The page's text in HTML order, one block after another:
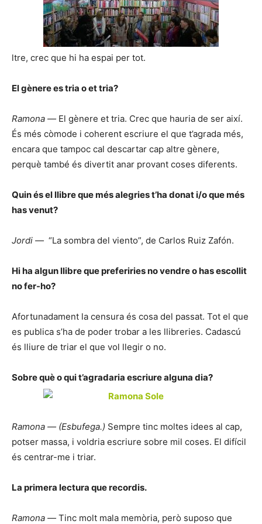
ltre, crec que hi ha espai per tot.
El gènere es tria o et tria?
Ramona — El gènere et tria. Crec que hauria de ser així.
És més còmode i coherent escriure el que t’agrada més,
encara que tampoc cal descartar cap altre gènere,
perquè també és divertit anar provant coses diferents.
Quin és el llibre que més alegries t’ha donat i/o que més
has venut?
Jordi — “La sombra del viento”, de Carlos Ruiz Zafón.
Hi ha algun llibre que preferiries no vendre o has escollit
no fer-ho?
Afortunadament la censura és cosa del passat. Tot el que
es publica s’ha de poder trobar a les llibreries. Cadascú
és lliure de triar el que vol llegir o no.
Sobre què o qui t’agradaria escriure alguna dia?
Ramona — (Esbufega.) Sempre tinc moltes idees al cap,
potser massa, i voldria escriure sobre mil coses. El difícil
és centrar-me i triar.
La primera lectura que recordis.
Ramona — Tinc molt mala memòria, però suposo que